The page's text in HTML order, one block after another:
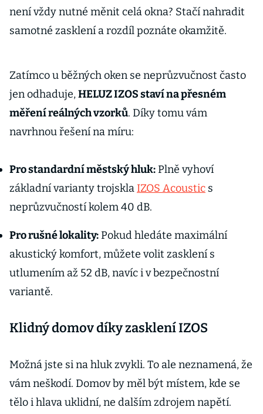
není vždy nutné měnit celá okna? Stačí nahradit
samotné zasklení a rozdíl poznáte okamžitě.
Zatímco u běžných oken se neprůzvučnost často
jen odhaduje,HELUZ IZOS staví na přesném
měření reálných vzorků. Díky tomu vám
navrhnou řešení na míru:
Pro standardní městský hluk:Plně vyhoví
základní varianty trojskla IZOS Acoustic s
neprůzvučností kolem 40 dB.
Pro rušné lokality:Pokud hledáte maximální
akustický komfort, můžete volit zasklení s
utlumením až 52 dB, navíc i v bezpečnostní
variantě.
Klidný domov díky zasklení IZOS
Možná jste si na hluk zvykli. To ale neznamená, že
vám neškodí. Domov by měl být místem, kde se
tělo i hlava uklidní, ne dalším zdrojem napětí.